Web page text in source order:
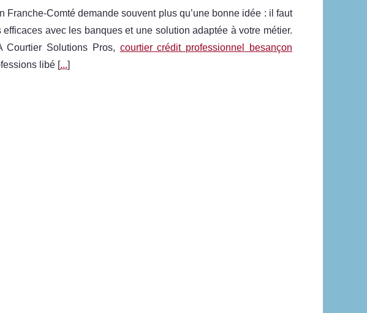
Franche-Comté demande souvent plus qu’une bonne idée : il faut
avec les banques et une solution adaptée à votre métier.
Solutions Pros, courtier crédit professionnel besançon
libé [...]